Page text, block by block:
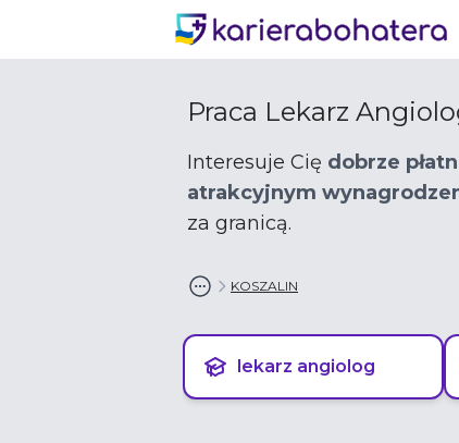
Praca Lekarz
Interesuje Cię dobrze
atrakcyjnym
za granicą.
KOSZALIN
lekarz angiolog